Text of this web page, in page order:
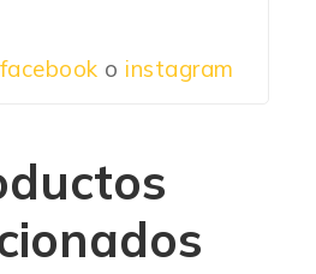
facebook o instagram